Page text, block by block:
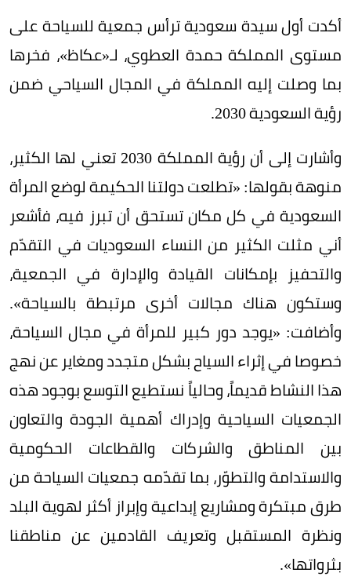
أكدت أول سيدة سعودية ترأس جمعية للسياحة على
مستوى المملكة حمدة العطوي، لـ«عكاظ»، فخرها
بما وصلت إليه المملكة في المجال السياحي ضمن
رؤية السعودية 2030.
وأشارت إلى أن رؤية المملكة 2030 تعني لها الكثير،
منوهة بقولها: «تطلعت دولتنا الحكيمة لوضع المرأة
السعودية في كل مكان تستحق أن تبرز فيه، فأشعر
أني مثلت الكثير من النساء السعوديات في التقدّم
والتحفيز بإمكانات القيادة والإدارة في الجمعية،
وستكون هناك مجالات أخرى مرتبطة بالسياحة».
وأضافت: «يوجد دور كبير للمرأة في مجال السياحة،
خصوصا في إثراء السياح بشكل متجدد ومغاير عن نهج
هذا النشاط قديماً، وحالياً نستطيع التوسع بوجود هذه
الجمعيات السياحية وإدراك أهمية الجودة والتعاون
بين المناطق والشركات والقطاعات الحكومية
والاستدامة والتطوّر، بما تقدّمه جمعيات السياحة من
طرق مبتكرة ومشاريع إبداعية وإبراز أكثر لهوية البلد
ونظرة المستقبل وتعريف القادمين عن مناطقنا
بثرواتها».